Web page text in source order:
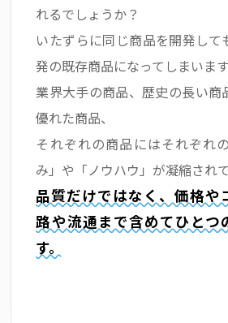
れるでしょうか？
いたずらに同じ商品を開発して
発の既存商品になってしまいます
業界大手の商品、歴史の長い商
優れた商品、
それぞれの商品にはそれぞれ
み」や「ノウハウ」が凝縮されて
品質だけではなく、価格や
路や流通まで含めてひとつ
す。